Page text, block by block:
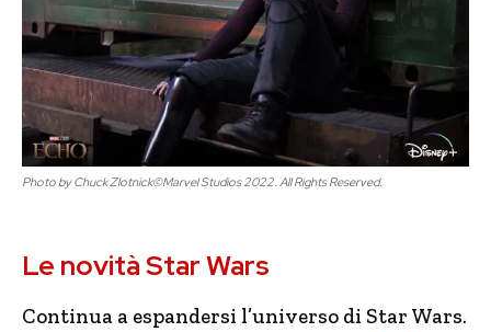
Photo by Chuck Zlotnick©Marvel Studios 2022. All Rights Reserved.
Le novità Star Wars
Continua a espandersi l’universo di Star Wars.